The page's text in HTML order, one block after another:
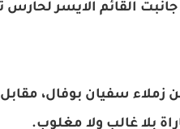
القائم الايسر
زملاء سفيان بوفال،
بلا غالب ولا مغلوب.